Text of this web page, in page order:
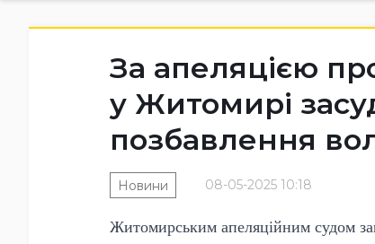
За апеляцією
у Житомирі
позбавлення
08-05-2025 10:18
Новини
Житомирським апеляційним судом